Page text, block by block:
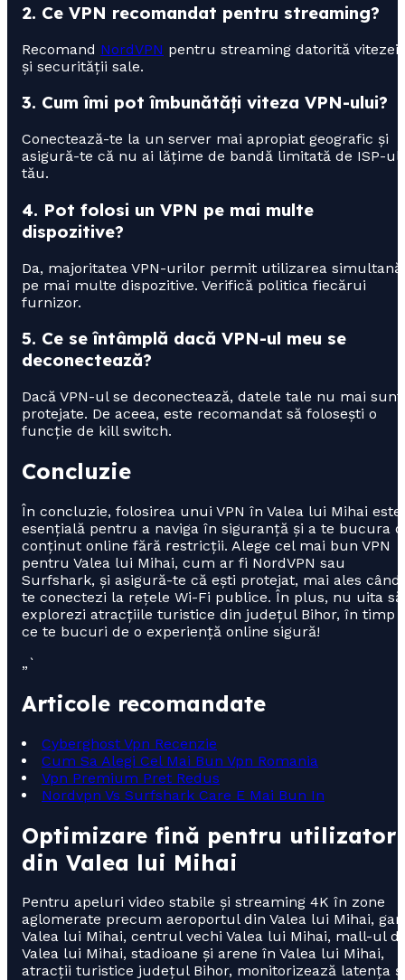
2. Ce VPN recomandat pentru streaming?
Recomand NordVPN pentru streaming datorită vitezei
și securității sale.
3. Cum îmi pot îmbunătăți viteza VPN-ului?
Conectează-te la un server mai apropiat geografic și
asigură-te că nu ai lățime de bandă limitată de ISP-ul
tău.
4. Pot folosi un VPN pe mai multe
dispozitive?
Da, majoritatea VPN-urilor permit utilizarea simultană
pe mai multe dispozitive. Verifică politica fiecărui
furnizor.
5. Ce se întâmplă dacă VPN-ul meu se
deconectează?
Dacă VPN-ul se deconectează, datele tale nu mai sunt
protejate. De aceea, este recomandat să folosești o
funcție de kill switch.
Concluzie
În concluzie, folosirea unui VPN în Valea lui Mihai este
esențială pentru a naviga în siguranță și a te bucura
conținut online fără restricții. Alege cel mai bun VPN
pentru Valea lui Mihai, cum ar fi NordVPN sau
Surfshark, și asigură-te că ești protejat, mai ales când
te conectezi la rețele Wi-Fi publice. În plus, nu uita să
explorezi atracțiile turistice din județul Bihor, în timp
ce te bucuri de o experiență online sigură!
„`
Articole recomandate
Cyberghost Vpn Recenzie
Cum Sa Alegi Cel Mai Bun Vpn Romania
Vpn Premium Pret Redus
Nordvpn Vs Surfshark Care E Mai Bun In
Optimizare fină pentru
din Valea lui Mihai
Pentru apeluri video stabile și streaming 4K în zone
aglomerate precum aeroportul din Valea lui Mihai,
Valea lui Mihai, centrul vechi Valea lui Mihai, mall-ul
Valea lui Mihai, stadioane și arene în Valea lui Mihai,
atracții turistice județul Bihor, monitorizează latența și